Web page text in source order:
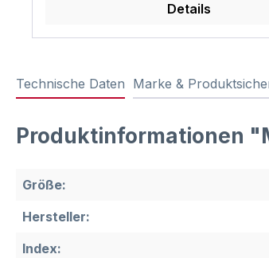
Details
Technische Daten Marke &
Produktinformationen
Größe:
Hersteller:
Index: